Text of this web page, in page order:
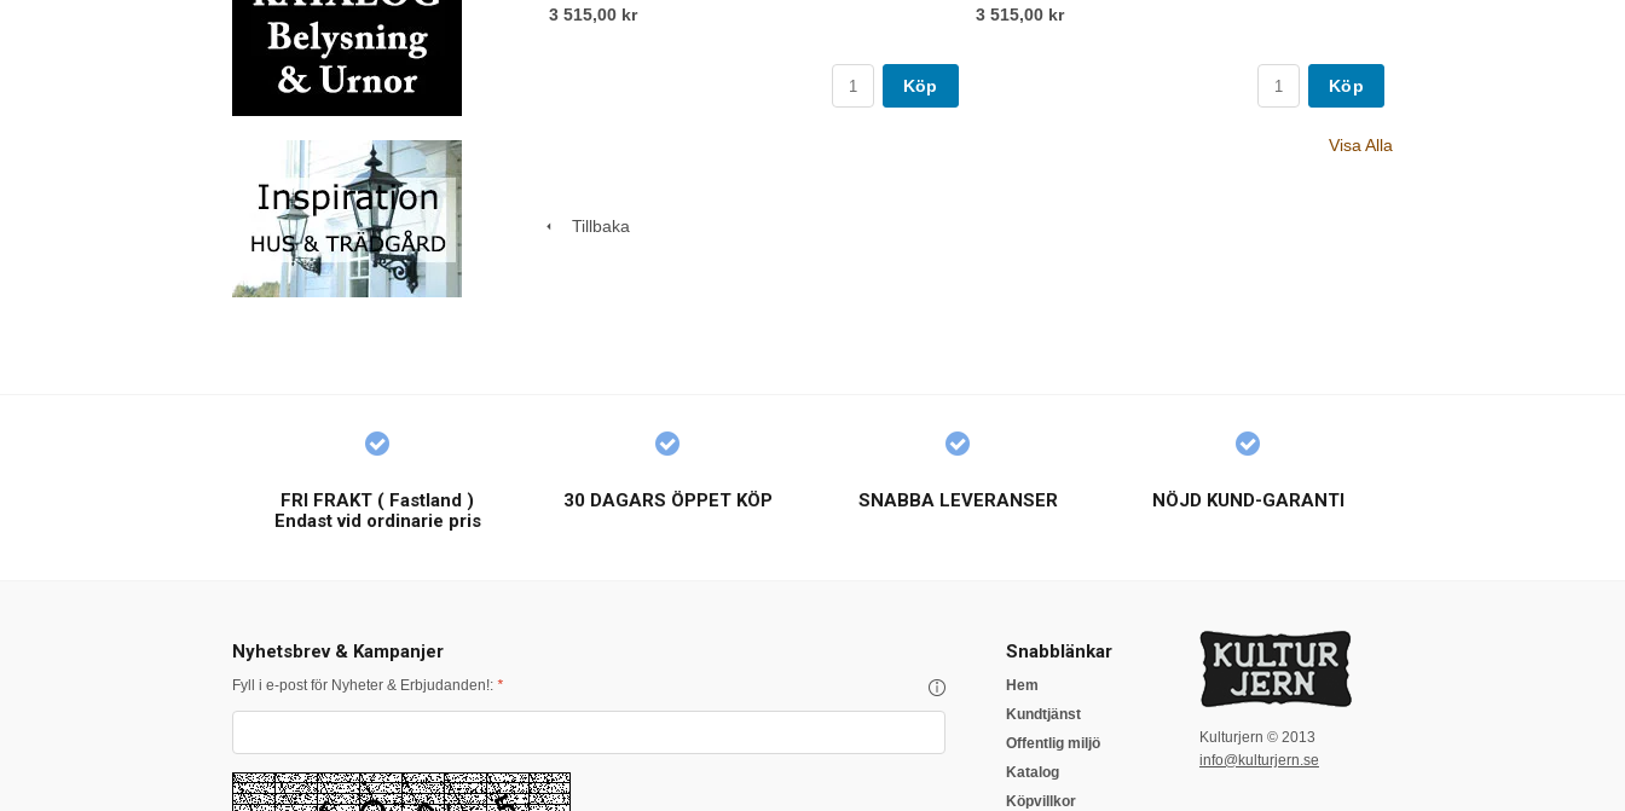
3 515,00 kr
Köp
3 515,00 kr
Köp
Visa Alla
Tillbaka
FRI FRAKT ( Fastland )
Endast vid ordinarie pris
30 DAGARS ÖPPET KÖP SNABBA LEVERANSER NÖJD KUND-GARANTI
Nyhetsbrev & Kampanjer
Fyll i e-post för Nyheter & Erbjudanden!: *
Snabblänkar
Hem
Kundtjänst
Offentlig miljö
Katalog
Köpvillkor
Kulturjern © 2013
info@kulturjern.se